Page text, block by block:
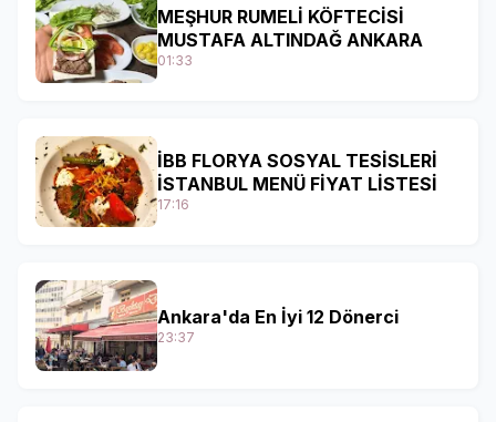
MEŞHUR RUMELİ KÖFTECİSİ
MUSTAFA ALTINDAĞ ANKARA
01:33
İBB FLORYA SOSYAL TESİSLERİ
İSTANBUL MENÜ FİYAT LİSTESİ
17:16
Ankara'da En İyi 12 Dönerci
23:37